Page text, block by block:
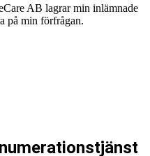
AB lagrar min inlämnade
på min förfrågan.